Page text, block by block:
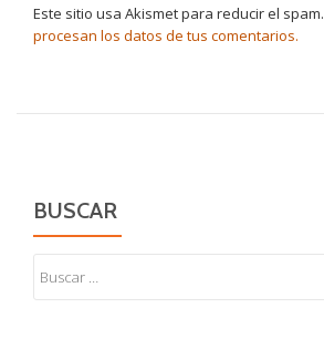
Este sitio usa Akismet para reducir el spam.
procesan los datos de tus comentarios.
BUSCAR